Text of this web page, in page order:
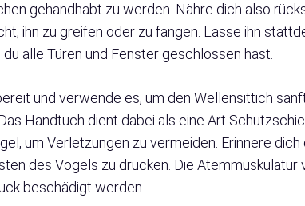
gehandhabt zu werden. Nähre dich also
ihn zu greifen oder zu fangen. Lasse ihn
du alle Türen und Fenster geschlossen hast.
und verwende es, um den Wellensittich
Handtuch dient dabei als eine Art
um Verletzungen zu vermeiden. Erinnere dich
des Vogels zu drücken. Die Atemmuskulatur
beschädigt werden.